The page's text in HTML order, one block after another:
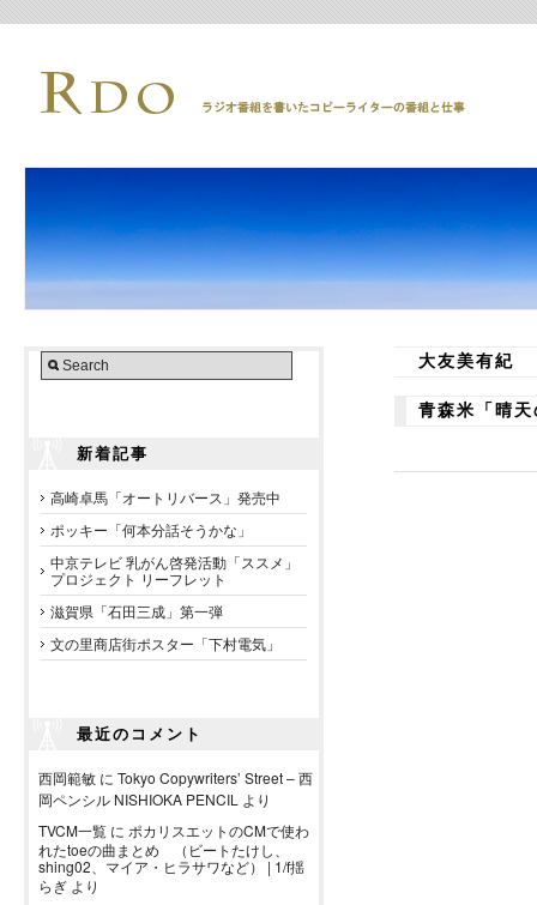
新着記事
高崎卓馬「オートリバース」発売中
ポッキー「何本分話そうかな」
中京テレビ 乳がん啓発活動「ススメ」
プロジェクト リーフレット
滋賀県「石田三成」第一弾
文の里商店街ポスター「下村電気」
最近のコメント
西岡範敏 に Tokyo Copywriters’ Street – 西
岡ペンシル NISHIOKA PENCIL より
TVCM一覧 に ポカリスエットのCMで使わ
れたtoeの曲まとめ （ビートたけし、
shing02、マイア・ヒラサワなど） | 1/f揺
らぎ より
大友美有紀
青森米「晴